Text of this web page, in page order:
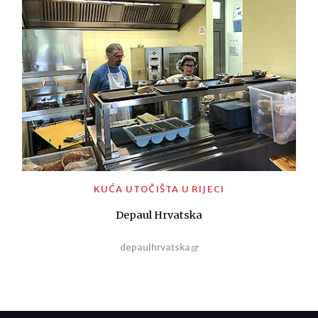
KUĆA UTOČIŠTA U RIJECI
Depaul Hrvatska
depaulhrvatska